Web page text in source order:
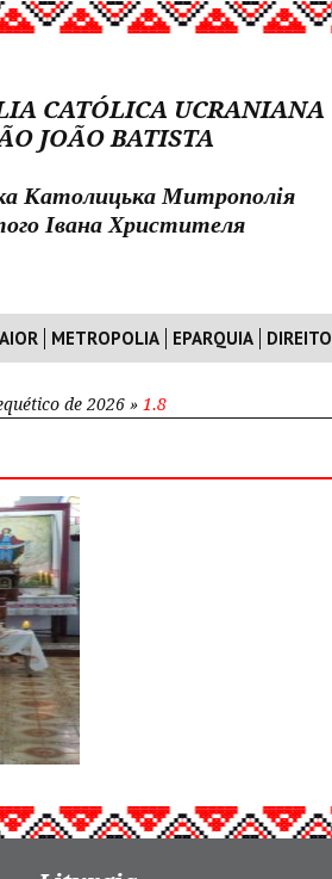
CATÓLICA UCRANIANA
JOÃO BATISTA
Католицька Митрополія
Івана Христителя
METROPOLIA EPARQUIA DIREITO
de 2026 » 1.8